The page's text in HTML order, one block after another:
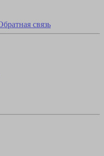
связь